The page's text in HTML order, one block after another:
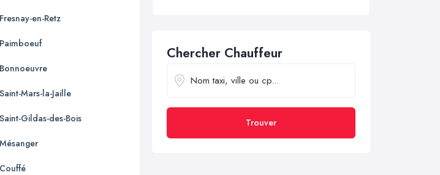
Fresnay-en-Retz
Paimboeuf
Bonnoeuvre
Saint-Mars-la-Jaille
Saint-Gildas-des-Bois
Mésanger
Couffé
Chercher Chauffeur
Trouver